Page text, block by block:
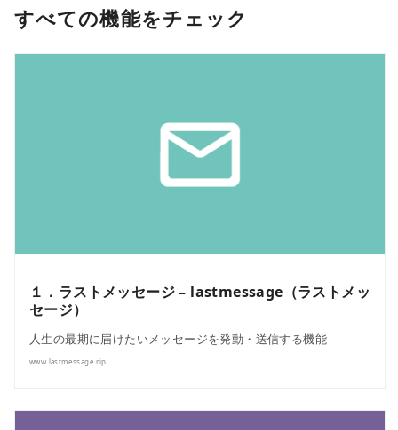
すべての機能をチェック
１．ラストメッセージ – lastmessage（ラストメッ
セージ）
人生の最期に届けたいメッセージを発動・送信する機能
www.lastmessage.rip